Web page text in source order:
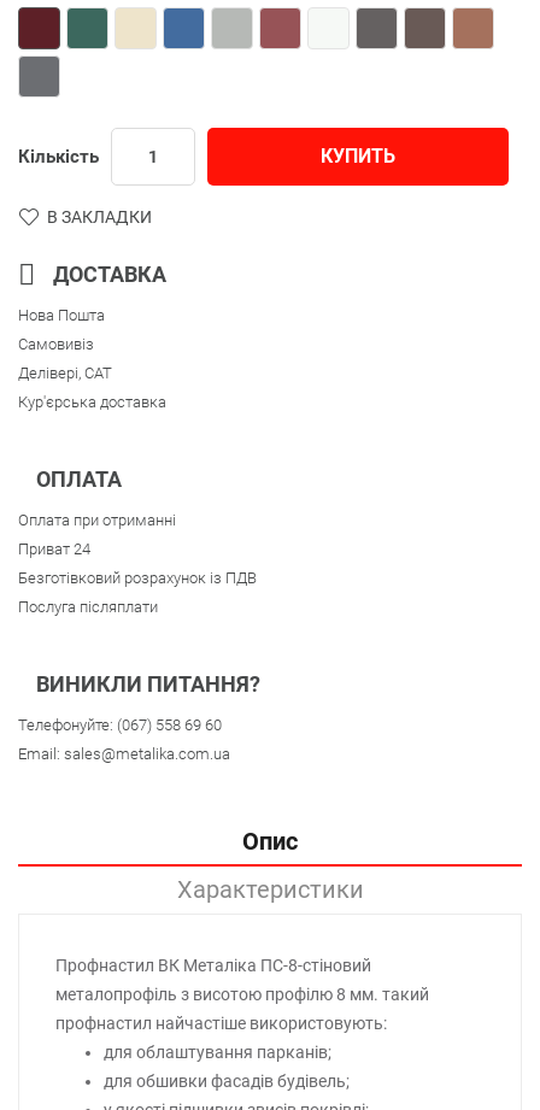
Кількість КУПИТЬ
В ЗАКЛАДКИ
ДОСТАВКА
Нова Пошта
Самовивіз
Делівері, CAT
Кур'єрська доставка
ОПЛАТА
Оплата при отриманні
Приват 24
Безготівковий розрахунок із ПДВ
Послуга післяплати
ВИНИКЛИ ПИТАННЯ?
Телефонуйте: (067) 558 69 60
Email: sales@metalika.com.ua
Опис
Характеристики
Профнастил ВК Металіка ПС-8-стіновий
металопрофіль з висотою профілю 8 мм. такий
профнастил найчастіше використовують:
для облаштування парканів;
для обшивки фасадів будівель;